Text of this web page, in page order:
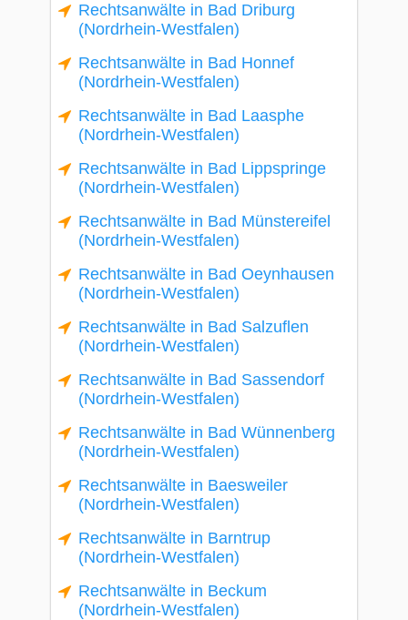
Rechtsanwälte in Bad Driburg
(Nordrhein-Westfalen)
Rechtsanwälte in Bad Honnef
(Nordrhein-Westfalen)
Rechtsanwälte in Bad Laasphe
(Nordrhein-Westfalen)
Rechtsanwälte in Bad Lippspringe
(Nordrhein-Westfalen)
Rechtsanwälte in Bad Münstereifel
(Nordrhein-Westfalen)
Rechtsanwälte in Bad Oeynhausen
(Nordrhein-Westfalen)
Rechtsanwälte in Bad Salzuflen
(Nordrhein-Westfalen)
Rechtsanwälte in Bad Sassendorf
(Nordrhein-Westfalen)
Rechtsanwälte in Bad Wünnenberg
(Nordrhein-Westfalen)
Rechtsanwälte in Baesweiler
(Nordrhein-Westfalen)
Rechtsanwälte in Barntrup
(Nordrhein-Westfalen)
Rechtsanwälte in Beckum
(Nordrhein-Westfalen)